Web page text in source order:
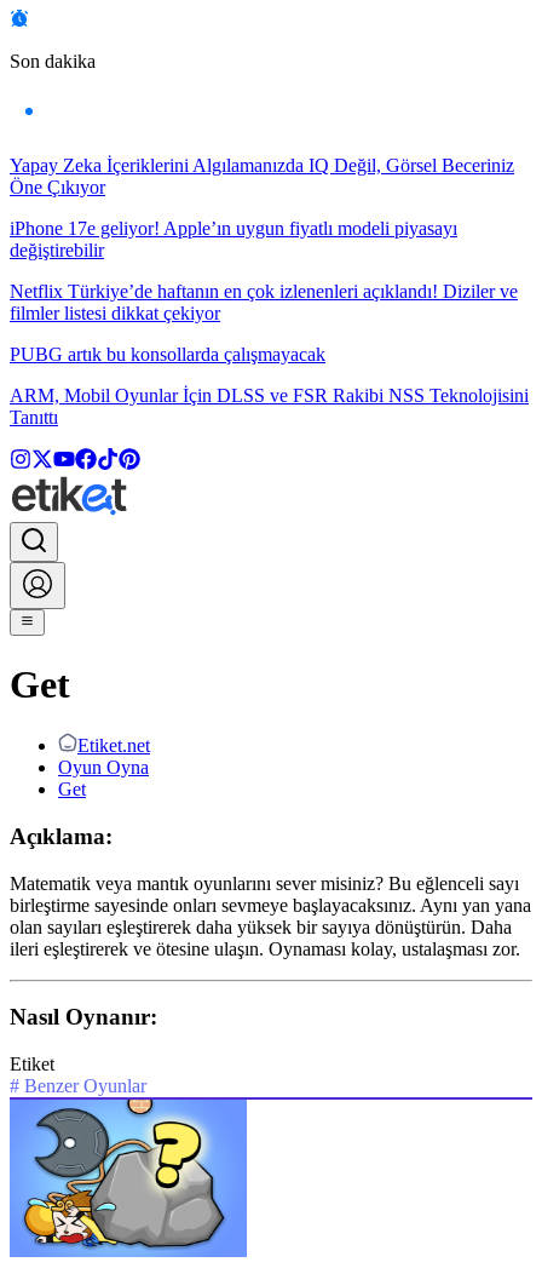
Son dakika
Yapay Zeka İçeriklerini Algılamanızda IQ Değil, Görsel Beceriniz
Öne Çıkıyor
iPhone 17e geliyor! Apple’ın uygun fiyatlı modeli piyasayı
değiştirebilir
Netflix Türkiye’de haftanın en çok izlenenleri açıklandı! Diziler ve
filmler listesi dikkat çekiyor
PUBG artık bu konsollarda çalışmayacak
ARM, Mobil Oyunlar İçin DLSS ve FSR Rakibi NSS Teknolojisini
Tanıttı
Get
Etiket.net
Oyun Oyna
Get
Açıklama:
Matematik veya mantık oyunlarını sever misiniz? Bu eğlenceli sayı
birleştirme sayesinde onları sevmeye başlayacaksınız. Aynı yan yana
olan sayıları eşleştirerek daha yüksek bir sayıya dönüştürün. Daha
ileri eşleştirerek ve ötesine ulaşın. Oynaması kolay, ustalaşması zor.
Nasıl Oynanır:
Etiket
# Benzer Oyunlar